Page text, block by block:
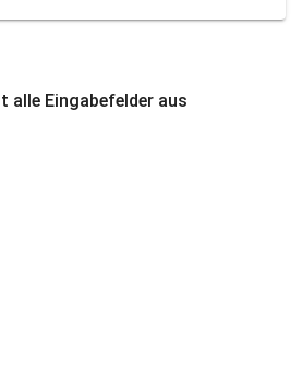
alle Eingabefelder aus